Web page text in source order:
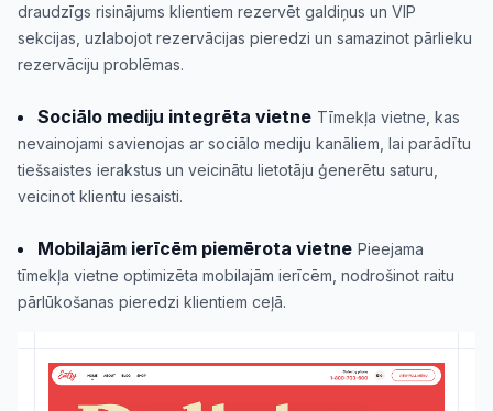
draudzīgs risinājums klientiem rezervēt galdiņus un VIP
sekcijas, uzlabojot rezervācijas pieredzi un samazinot pārlieku
rezervāciju problēmas.
Sociālo mediju integrēta vietne Tīmekļa vietne, kas
nevainojami savienojas ar sociālo mediju kanāliem, lai parādītu
tiešsaistes ierakstus un veicinātu lietotāju ģenerētu saturu,
veicinot klientu iesaisti.
Mobilajām ierīcēm piemērota vietne Pieejama
tīmekļa vietne optimizēta mobilajām ierīcēm, nodrošinot raitu
pārlūkošanas pieredzi klientiem ceļā.